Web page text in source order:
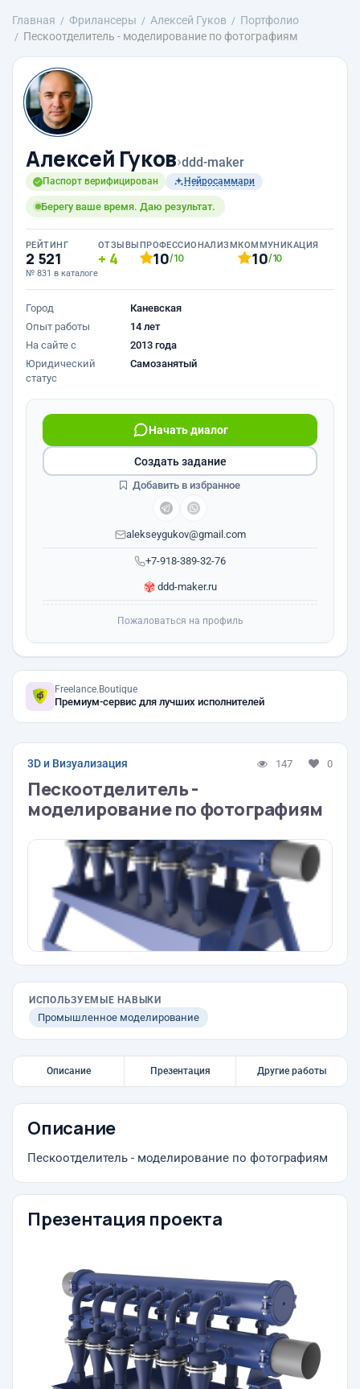
Главная Фрилансеры Алексей Гуков
Портфолио
Пескоотделитель - моделирование по фотографиям
Алексей Гуков›ddd-maker
Паспорт верифицирован Нейросаммари
Берегу ваше время. Даю результат.
РЕЙТИНГ
2 521
№ 831 в каталоге
ОТЗЫВЫ
4
ПРОФЕССИОНАЛИЗМ
10/10
КОММУНИКАЦИЯ
10/10
Город
Каневская
Опыт работы
14 лет
На сайте с
2013 года
Юридический
статус
Самозанятый
+7-918-389-32-76
Начать диалог
alekseygukov@gmail.com
ddd-maker.ru
Создать задание
Добавить в избранное
Пожаловаться на профиль
Freelance.Boutique
Премиум-сервис для лучших исполнителей
3D и Визуализация 147 0
Пескоотделитель -
моделирование по фотографиям
ИСПОЛЬЗУЕМЫЕ НАВЫКИ
Промышленное моделирование
Описание Презентация Другие работы
Описание
Пескоотделитель - моделирование по фотографиям
Презентация проекта